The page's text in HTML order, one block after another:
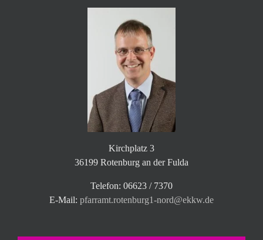
Kirchplatz 3
36199 Rotenburg an der Fulda
Telefon: 06623 / 7370
E-Mail: pfarramt.rotenburg1-nord@ekkw.de